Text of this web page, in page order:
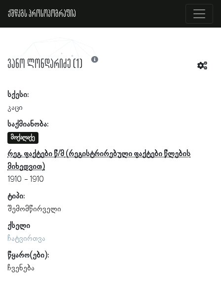
ქშწკგს პროსოპოგრაფია
ვანო ლონდარიძე (1)
სქესი:
კაცი
საქმიანობა:
მოქალაქე
რეგ. ფაქტები წ/მ
1910
1910
ტიპი:
შემომწირველი
ქსელი
ჩატვირთვა
წყარო(ები):
ჩვენება